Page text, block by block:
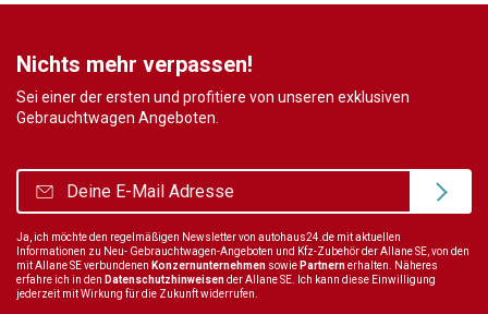
Nichts mehr verpassen!
Sei einer der ersten und profitiere von unseren exklusiven
Gebrauchtwagen Angeboten.
Ja, ich möchte den regelmäßigen Newsletter von autohaus24.de mit aktuellen
Informationen zu Neu- Gebrauchtwagen-Angeboten und Kfz-Zubehör der Allane SE, von den
mit Allane SE verbundenen Konzernunternehmen sowie Partnernerhalten. Näheres
erfahre ich in den Datenschutzhinweisender Allane SE. Ich kann diese Einwilligung
jederzeit mit Wirkung für die Zukunft widerrufen.